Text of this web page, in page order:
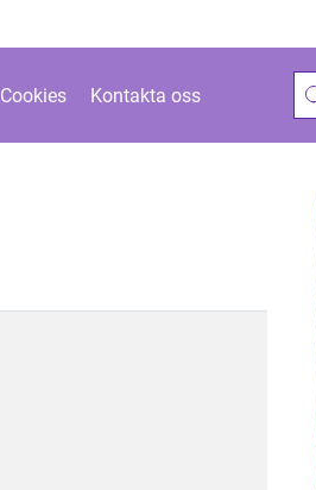
Cookies Kontakta oss